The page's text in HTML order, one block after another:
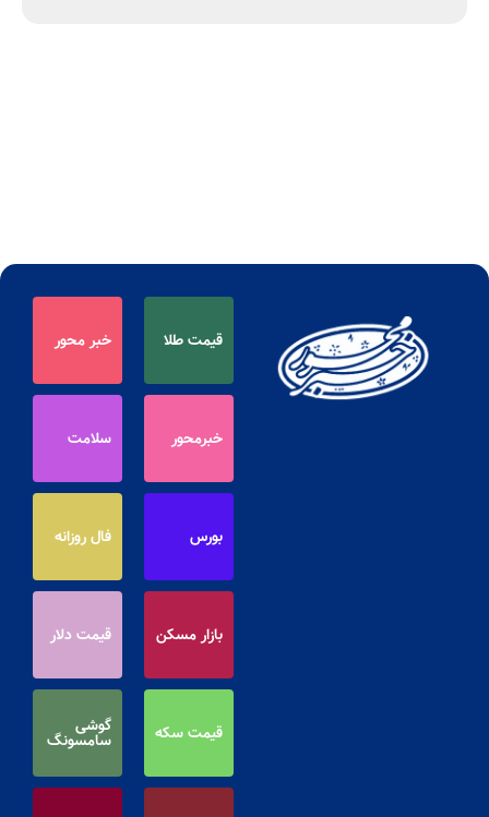
قیمت طلا خبر محور
خبرمحور سلامت
بورس فال روزانه
بازار مسکن قیمت دلار
قیمت سکه گوشی
سامسونگ